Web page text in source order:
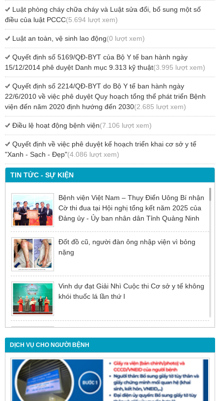
TIN TỨC - SỰ KIỆN
Bệnh viện Việt Nam – Thụy Điển Uông Bí nhận
Cờ thi đua tại Hội nghị tổng kết năm 2025 của
Đảng ủy - Ủy ban nhân dân Tỉnh Quảng Ninh
Đốt đồ cũ, người đàn ông nhập viện vì bỏng
nặng
Vinh dự đạt Giải Nhì Cuộc thi Cơ sở y tế không
khói thuốc lá lần thứ I
chậm trễ
Nội soi mật tụy ngược dòng – Giải pháp tối ưu
cho người bệnh sỏi ống mật chủ
DỊCH VỤ CHO NGƯỜI BỆNH
Luật phòng cháy chữa cháy và Luật sửa đổi, bổ sung một số
điều của luật PCCC(5.694 lượt xem)
Luật an toàn, vệ sinh lao động(0 lượt xem)
Quyết định số 5169/QĐ-BYT của Bộ Y tế ban hành ngày
15/12/2014 phê duyệt Danh mục 9.313 kỹ thuật(3.995 lượt xem)
Quyết định số 2214/QĐ-BYT do Bộ Y tế ban hành ngày
22/6/2010 về việc phê duyệt Quy hoạch tổng thể phát triển Bệnh
viện đến năm 2020 định hướng đến 2030(2.685 lượt xem)
Điều lệ hoạt động bệnh viện(7.106 lượt xem)
Quyết định về việc phê duyệt kế hoạch triển khai cơ sở y tế
"Xanh - Sạch - Đẹp"(4.086 lượt xem)